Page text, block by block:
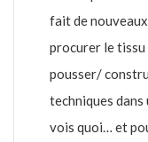
fait de
procurer le
pousser/
techniques dans
vois quoi… et